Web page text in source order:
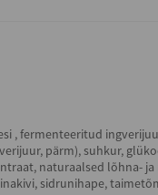
, fermenteeritud
pärm), suhkur,
naturaalsed lõhna- ja
sidrunihape,